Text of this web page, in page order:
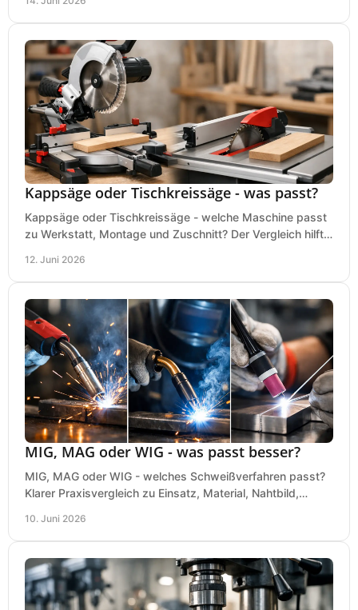
Kappsäge oder Tischkreissäge - was passt?
Kappsäge oder Tischkreissäge - welche Maschine passt
zu Werkstatt, Montage und Zuschnitt? Der Vergleich hilft
12. Juni 2026
MIG, MAG oder WIG - was passt besser?
MIG, MAG oder WIG - welches Schweißverfahren passt?
Klarer Praxisvergleich zu Einsatz, Material, Nahtbild,
10. Juni 2026